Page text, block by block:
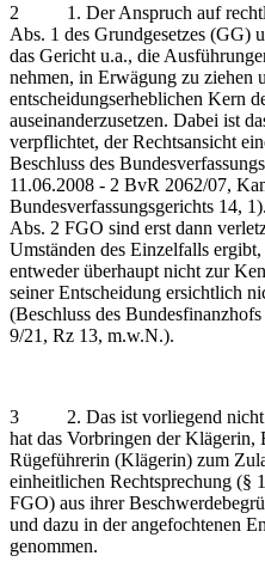
2 1. Der Anspruch auf
Abs. 1 des Grundgesetzes (GG)
das Gericht u.a., die
nehmen, in Erwägung zu ziehen
entscheidungserheblichen Kern
auseinanderzusetzen. Dabei ist
verpflichtet, der Rechtsansicht
Beschluss des
11.06.2008 - 2 BvR 2062/07,
Bundesverfassungsgerichts 14,
Abs. 2 FGO sind erst dann
Umständen des Einzelfalls
entweder überhaupt nicht zur
seiner Entscheidung ersichtlich
(Beschluss des
9/21, Rz 13, m.w.N.).
3 2. Das ist vorliegend nicht
hat das Vorbringen der Klägerin,
Rügeführerin (Klägerin) zum
einheitlichen Rechtsprechung (§
FGO) aus ihrer
und dazu in der angefochtenen
genommen.